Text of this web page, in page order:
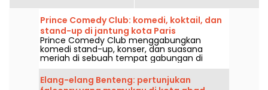
Prince Comedy Club: komedi, koktail, dan
stand-up di jantung kota Paris
Prince Comedy Club menggabungkan
komedi stand-up, konser, dan suasana
meriah di sebuah tempat gabungan di
arondisemen ke-6. Sebuah alamat yang
dapat Anda temukan untuk menikmati
malam yang penuh tawa dan humor.
Elang-elang Benteng: pertunjukan